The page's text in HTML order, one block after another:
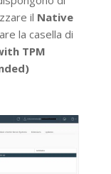
il Native
la casella di
TPM